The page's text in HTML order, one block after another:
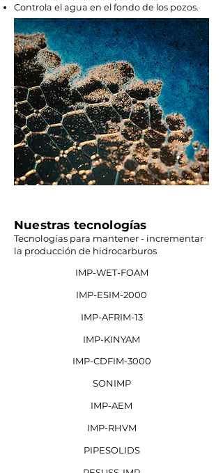
Controla el agua en el fondo de los pozos.
Nuestras tecnologías
Tecnologías para mantener - incrementar
la producción de hidrocarburos
IMP-WET-FOAM
IMP-ESIM-2000
IMP-AFRIM-13
IMP-KINYAM
IMP-CDFIM-3000
SONIMP
IMP-AEM
IMP-RHVM
PIPESOLIDS